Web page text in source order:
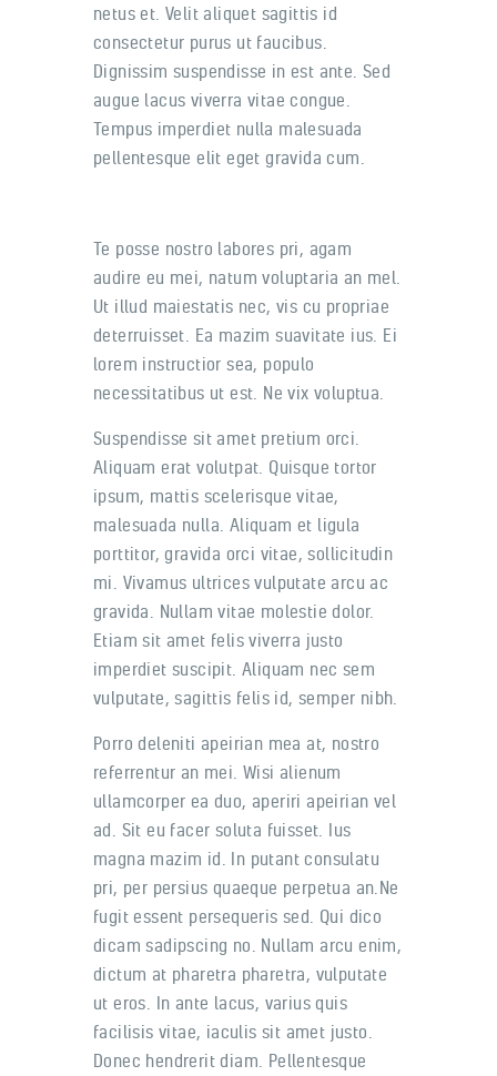
netus et. Velit aliquet sagittis id
consectetur purus ut faucibus.
Dignissim suspendisse in est ante. Sed
augue lacus viverra vitae congue.
Tempus imperdiet nulla malesuada
pellentesque elit eget gravida cum.
Te posse nostro labores pri, agam
audire eu mei, natum voluptaria an mel.
Ut illud maiestatis nec, vis cu propriae
deterruisset. Ea mazim suavitate ius. Ei
lorem instructior sea, populo
necessitatibus ut est. Ne vix voluptua.
Suspendisse sit amet pretium orci.
Aliquam erat volutpat. Quisque tortor
ipsum, mattis scelerisque vitae,
malesuada nulla. Aliquam et ligula
porttitor, gravida orci vitae, sollicitudin
mi. Vivamus ultrices vulputate arcu ac
gravida. Nullam vitae molestie dolor.
Etiam sit amet felis viverra justo
imperdiet suscipit. Aliquam nec sem
vulputate, sagittis felis id, semper nibh.
Porro deleniti apeirian mea at, nostro
referrentur an mei. Wisi alienum
ullamcorper ea duo, aperiri apeirian vel
ad. Sit eu facer soluta fuisset. Ius
magna mazim id. In putant consulatu
pri, per persius quaeque perpetua an.Ne
fugit essent persequeris sed. Qui dico
dicam sadipscing no. Nullam arcu enim,
dictum at pharetra pharetra, vulputate
ut eros. In ante lacus, varius quis
facilisis vitae, iaculis sit amet justo.
Donec hendrerit diam. Pellentesque